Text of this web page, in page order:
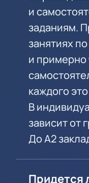
и
заданиям.
занятиях
и примерно
каждого
В
зависит от
До A2
Придется